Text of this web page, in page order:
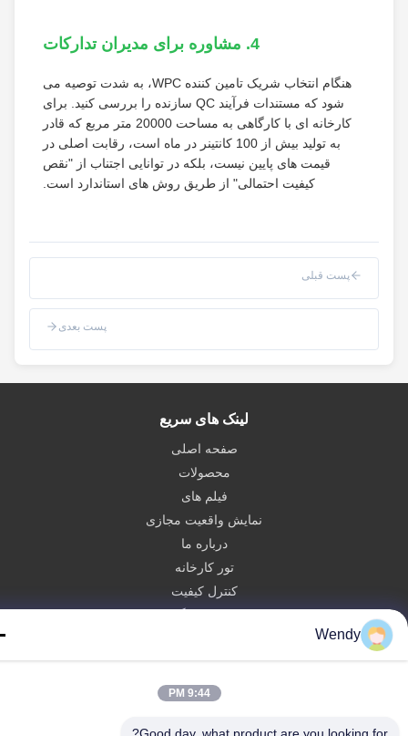
هنگام انتخاب شریک تامین کننده WPC، به شدت توصیه می
شود که مستندات فرآیند QC سازنده را بررسی کنید. برای
کارخانه ای با کارگاهی به مساحت 20000 متر مربع که قادر
به تولید بیش از 100 کانتینر در ماه است، رقابت اصلی در
قیمت های پایین نیست، بلکه در توانایی اجتناب از "نقص
کیفیت احتمالی" از طریق روش های استاندارد است.
پست قبلی
پست بعدی
لینک های سریع
صفحه اصلی
محصولات
فیلم های
نمایش واقعیت مجازی
درباره ما
تور کارخانه
کنترل کیفیت
با ما تماس بگیرید
Zhengzhou Rainbow International Wood Co., Ltd.
Wendy
9:44 PM